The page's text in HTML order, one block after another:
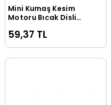
Sepete Ekle
Mini Kumaş Kesim
Motoru Bıçak Dişli
59,37 TL